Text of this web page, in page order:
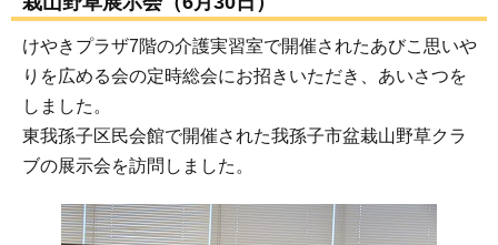
けやきプラザ7階の介護実習室で開催されたあびこ思いや
りを広める会の定時総会にお招きいただき、あいさつを
しました。
東我孫子区民会館で開催された我孫子市盆栽山野草クラ
ブの展示会を訪問しました。